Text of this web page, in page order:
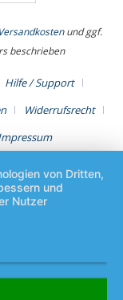
Versandkostenund ggf.
beschrieben
Hilfe / Support
Widerrufsrecht
von Dritten,
und
Nutzer